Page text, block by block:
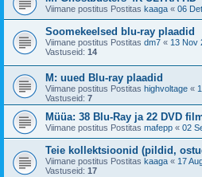
Viimane postitus Postitas kaaga « 06
Soomekeelsed blu-ray plaadid
Viimane postitus Postitas dm7 « 13 Nov
Vastuseid: 14
M: uued Blu-ray plaadid
Viimane postitus Postitas highvoltage «
Vastuseid: 7
Müüa: 38 Blu-Ray ja 22 DVD
Viimane postitus Postitas mafepp « 02
Teie kollektsioonid (pildid,
Viimane postitus Postitas kaaga « 17
Vastuseid: 17